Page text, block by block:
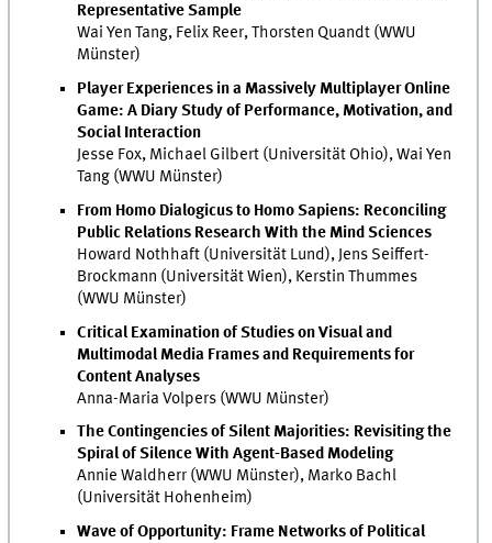
Representative Sample
Wai Yen Tang, Felix Reer, Thorsten Quandt (WWU
Münster)
Player Experiences in a Massively Multiplayer Online
Game: A Diary Study of Performance, Motivation, and
Social Interaction
Jesse Fox, Michael Gilbert (Universität Ohio), Wai Yen
Tang (WWU Münster)
From Homo Dialogicus to Homo Sapiens: Reconciling
Public Relations Research With the Mind Sciences
Howard Nothhaft (Universität Lund), Jens Seiffert-
Brockmann (Universität Wien), Kerstin Thummes
(WWU Münster)
Critical Examination of Studies on Visual and
Multimodal Media Frames and Requirements for
Content Analyses
Anna-Maria Volpers (WWU Münster)
The Contingencies of Silent Majorities: Revisiting the
Spiral of Silence With Agent-Based Modeling
Annie Waldherr (WWU Münster), Marko Bachl
(Universität Hohenheim)
Wave of Opportunity: Frame Networks of Political